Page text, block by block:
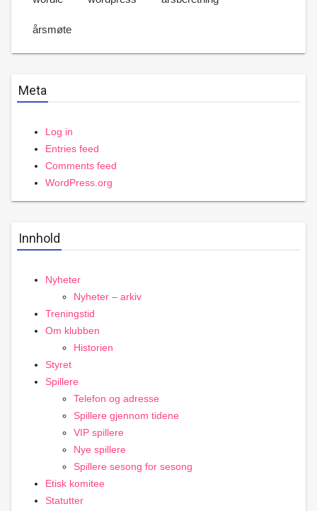
årsmøte
Meta
Log in
Entries feed
Comments feed
WordPress.org
Innhold
Nyheter
Nyheter – arkiv
Treningstid
Om klubben
Historien
Styret
Spillere
Telefon og adresse
Spillere gjennom tidene
VIP spillere
Nye spillere
Spillere sesong for sesong
Etisk komitee
Statutter